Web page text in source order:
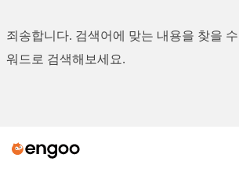
죄송합니다. 검색어에 맞는 내용을 찾을
워드로 검색해보세요.